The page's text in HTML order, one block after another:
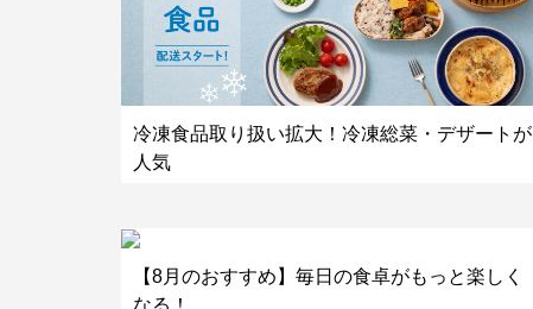
冷凍食品取り扱い拡大！冷凍総菜・デザートが
人気
【8月のおすすめ】毎日の食卓がもっと楽しく
なる！